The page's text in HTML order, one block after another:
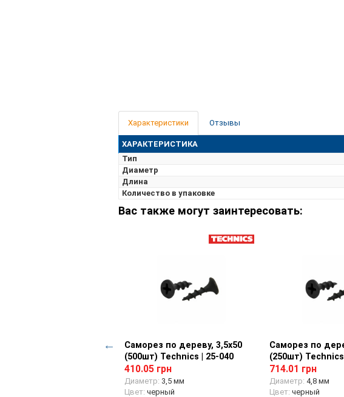
Характеристики
Отзывы
ХАРАКТЕРИСТИКА
Тип
Диаметр
Длина
Количество в упаковке
Вас также могут заинтересовать:
Просмотр товара
Саморез по дереву, 3,5х50
(500шт) Technics | 25-040
410.05 грн
Диаметр: 3,5 мм
Цвет: черный
Просмотр
Саморез по
(250шт)
714.01 грн
Диаметр: 4,8 мм
Цвет: черный